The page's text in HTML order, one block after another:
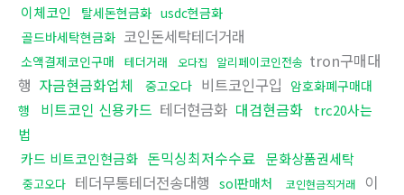
이체코인 탈세돈현금화 usdc현금화
골드바세탁현금화 코인돈세탁테더거래
소액결제코인구매 테더거래 오다집 알리페이코인전송 tron구매대
행 자금현금화업체 중고오다 비트코인구입 암호화폐구매대
행
비트코인 신용카드 테더현금화 대검현금화
trc20사는
법
카드 비트코인현금화 돈믹싱최저수수료 문화상품권세탁
중고오다 테더무통테더전송대행 sol판매처 코인현금직거래
이